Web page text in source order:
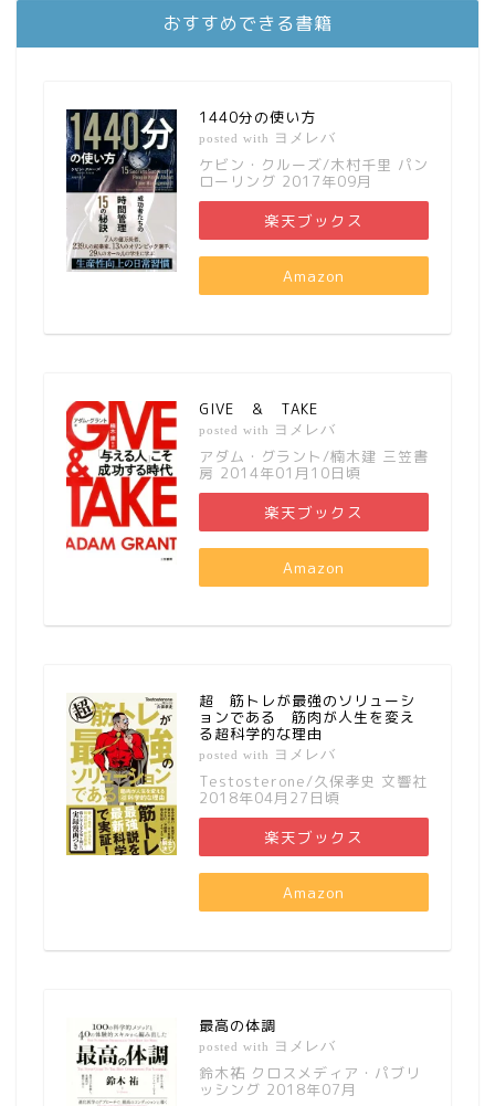
おすすめできる書籍
1440分の使い方
posted with ヨメレバ
ケビン・クルーズ/木村千里 パン
ローリング 2017年09月
楽天ブックス
Amazon
GIVE ＆ TAKE
posted with ヨメレバ
アダム・グラント/楠木建 三笠書
房 2014年01月10日頃
楽天ブックス
Amazon
超 筋トレが最強のソリューシ
ョンである 筋肉が人生を変え
る超科学的な理由
posted with ヨメレバ
Testosterone/久保孝史 文響社
2018年04月27日頃
楽天ブックス
Amazon
最高の体調
posted with ヨメレバ
鈴木祐 クロスメディア・パブリ
ッシング 2018年07月